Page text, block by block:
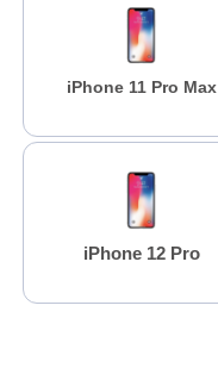
iPhone 11 Pro Max
iPhone 12 Pro